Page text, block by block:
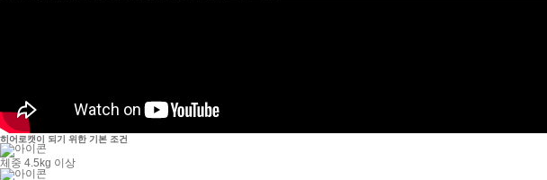
히어로캣이 되기 위한 기본 조건
체중 4.5kg 이상